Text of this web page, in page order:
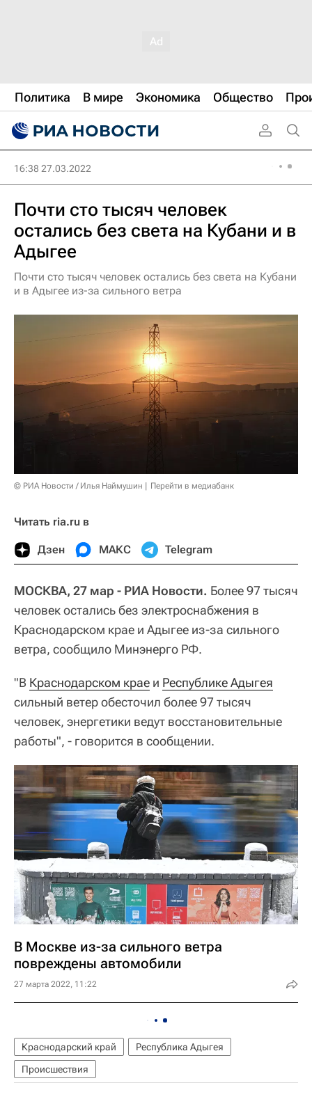
Политика В мире Экономика Общество
16:38 27.03.2022
Почти сто тысяч человек
остались без света на Кубани и в
Адыгее
Почти сто тысяч человек остались без света на Кубани
и в Адыгее из-за сильного ветра
© РИА Новости / Илья Наймушин Перейти в медиабанк
Читать ria.ru в
Дзен МАКС Telegram
МОСКВА, 27 мар - РИА Новости. Более 97 тысяч
человек остались без электроснабжения в
Краснодарском крае и Адыгее из-за сильного
ветра, сообщило Минэнерго РФ.
"В Краснодарском крае и Республике Адыгея
сильный ветер обесточил более 97 тысяч
человек, энергетики ведут восстановительные
работы", - говорится в сообщении.
В Москве из-за сильного ветра
повреждены автомобили
27 марта 2022, 11:22
Краснодарский край
Республика Адыгея
Происшествия